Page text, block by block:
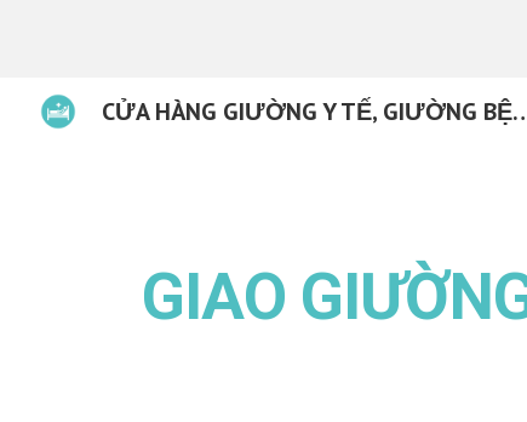
CỬA HÀNG GIƯỜNG Y
GIAO